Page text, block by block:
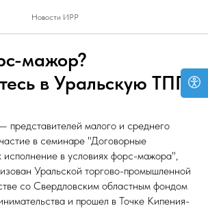
Новости ИРР
мажор?
в Уральскую ТПП!
представителей малого и среднего
в семинаре "Договорные
исполнение в условиях форс-мажора",
Уральской торгово-промышленной
со Свердловским областным фондом
и прошел в Точке Кипения-